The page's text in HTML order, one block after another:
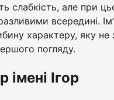
слабкість, але при
всередині.
характеру, яку
погляду.
імені Ігор